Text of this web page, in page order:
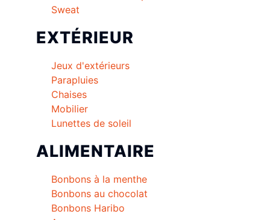
Sweat
EXTÉRIEUR
Jeux d'extérieurs
Parapluies
Chaises
Mobilier
Lunettes de soleil
ALIMENTAIRE
Bonbons à la menthe
Bonbons au chocolat
Bonbons Haribo